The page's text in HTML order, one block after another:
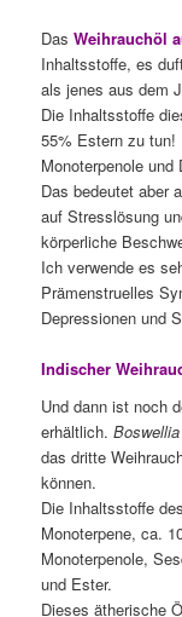
DasWeihrauchöl
Inhaltsstoffe, es
als jenes aus dem
Die Inhaltsstoffe
55% Estern zu tun!
Monoterpenole und
Das bedeutet aber
auf Stresslösung
körperliche
Ich verwende es
Prämenstruelles
Depressionen und
Indischer
Und dann ist noch
erhältlich.
das dritte
können.
Die Inhaltsstoffe
Monoterpene, ca.
Monoterpenole,
und Ester.
Dieses ätherische